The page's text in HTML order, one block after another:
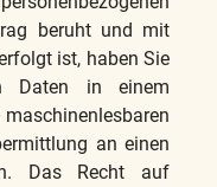
beruht und mit
ist, haben Sie
Daten in einem
an einen
Das Recht auf